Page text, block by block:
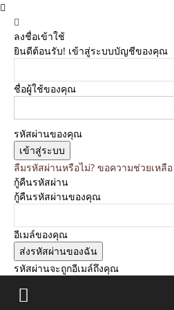
ลงชื่อเข้าใช้
ยินดีต้อนรับ! เข้าสู่ระบบบัญชีของคุณ
ชื่อผู้ใช้ของคุณ
รหัสผ่านของคุณ
ลืมรหัสผ่านหรือไม่? ขอความช่วยเหลือ
กู้คืนรหัสผ่าน
กู้คืนรหัสผ่านของคุณ
อีเมล์ของคุณ
รหัสผ่านจะถูกอีเมล์ถึงคุณ